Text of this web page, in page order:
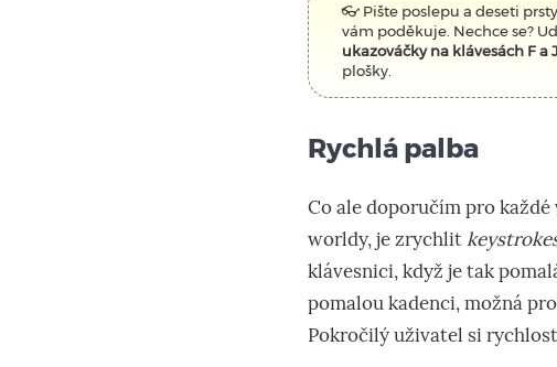
👓 Pište poslepu a deseti
vám poděkuje. Nechce se?
ukazováčky na klávesách F a
plošky.
Rychlá palba
Co ale doporučím pro
worldy, je zrychlit
klávesnici, když je tak
pomalou kadenci, možná
Pokročilý uživatel si